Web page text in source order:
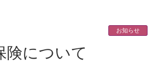
お知らせ
険について